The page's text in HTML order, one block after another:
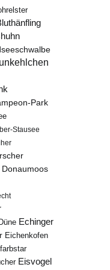
Park
Stausee
Donaumoos
Düne Echinger
Eichenkofen
Eisvogel